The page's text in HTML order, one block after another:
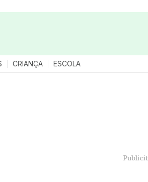
CRIANÇA ESCOLA